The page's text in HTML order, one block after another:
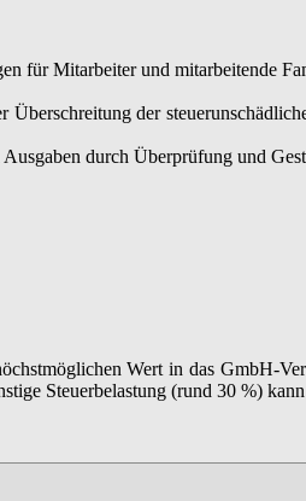
für Mitarbeiter und mitarbeitende
der
durch Überprüfung und
Wert in das GmbH-
Steuerbelastung (rund 30 %)